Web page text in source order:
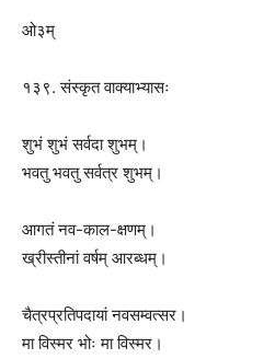
ओ३म्
१३९. संस्कृत वाक्याभ्यासः
शुभं शुभं सर्वदा शुभम्।
भवतु भवतु सर्वत्र शुभम्।
आगतं नव-काल-क्षणम्।
ख्रीस्तीनां वर्षम् आरब्धम्।
चैत्रप्रतिपदायां नवसम्वत्सर।
मा विस्मर भोः मा विस्मर।